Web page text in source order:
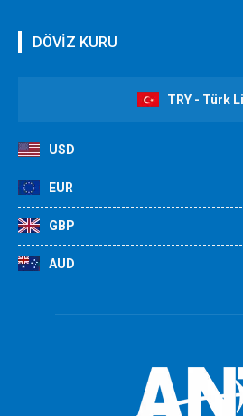
DÖVİZ KURU
TRY - Türk
USD
EUR
GBP
AUD